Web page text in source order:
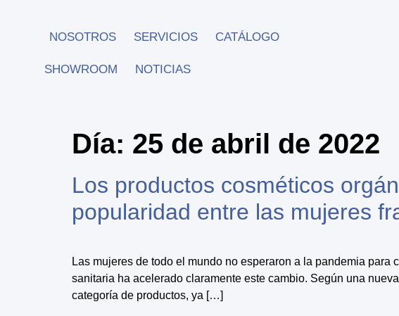
NOSOTROS SERVICIOS CATÁLOGO
SHOWROOM NOTICIAS
Día: 25 de abril de 2022
Los productos cosméticos
popularidad entre las mujeres
Las mujeres de todo el mundo no esperaron a la pandemia
sanitaria ha acelerado claramente este cambio. Según una
categoría de productos, ya […]